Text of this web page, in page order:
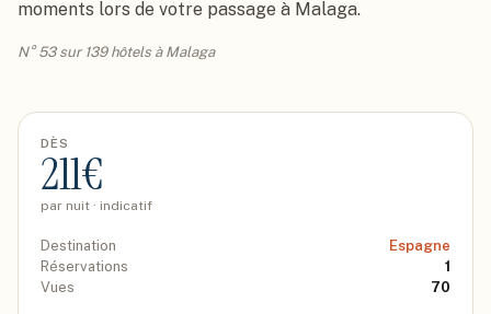
moments lors de votre passage à Malaga.
N° 53 sur 139 hôtels à Malaga
DÈS
211€
par nuit · indicatif
Destination
Espagne
Réservations
1
Vues
70